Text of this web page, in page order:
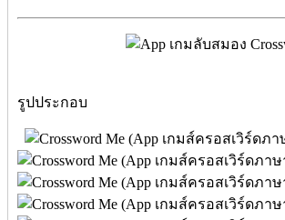
รูปประกอบ